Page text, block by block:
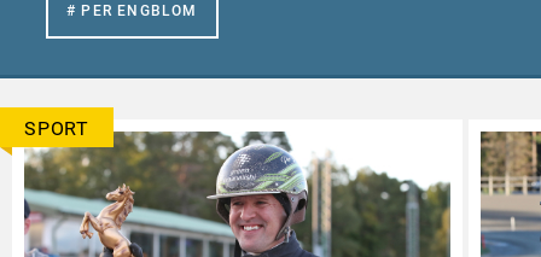
# PER ENGBLOM
SPORT